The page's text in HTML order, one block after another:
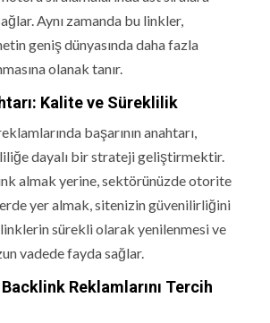
Aynı zamanda bu linkler,
geniş dünyasında daha fazla
olanak tanır.
Kalite ve Süreklilik
başarının anahtarı,
dayalı bir strateji geliştirmektir.
almak yerine, sektörünüzde otorite
yer almak, sitenizin güvenilirliğini
linklerin sürekli olarak yenilenmesi ve
vadede fayda sağlar.
Reklamlarını Tercih